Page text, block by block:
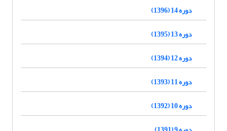
دوره 14 (1396)
دوره 13 (1395)
دوره 12 (1394)
دوره 11 (1393)
دوره 10 (1392)